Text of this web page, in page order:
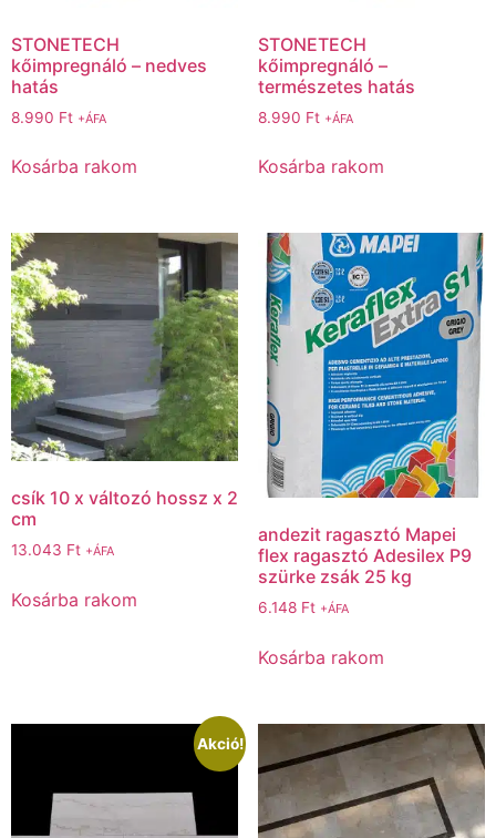
STONETECH
kőimpregnáló – nedves
hatás
8.990 Ft +ÁFA
Kosárba rakom
STONETECH
kőimpregnáló –
természetes hatás
8.990 Ft +ÁFA
Kosárba rakom
csík 10 x változó hossz x 2
cm
13.043 Ft +ÁFA
Kosárba rakom
andezit ragasztó Mapei
flex ragasztó Adesilex P9
szürke zsák 25 kg
6.148 Ft +ÁFA
Kosárba rakom
Akció!